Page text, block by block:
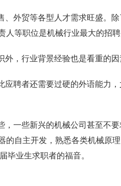
外贸等各型人才需求旺盛。
等职位是机械行业最大的招聘
，行业背景经验也是看重的因
聘者还需要过硬的外语能力
一些新兴的机械公司甚至不
的自主开发，熟悉各类机械原
毕业生求职者的福音。